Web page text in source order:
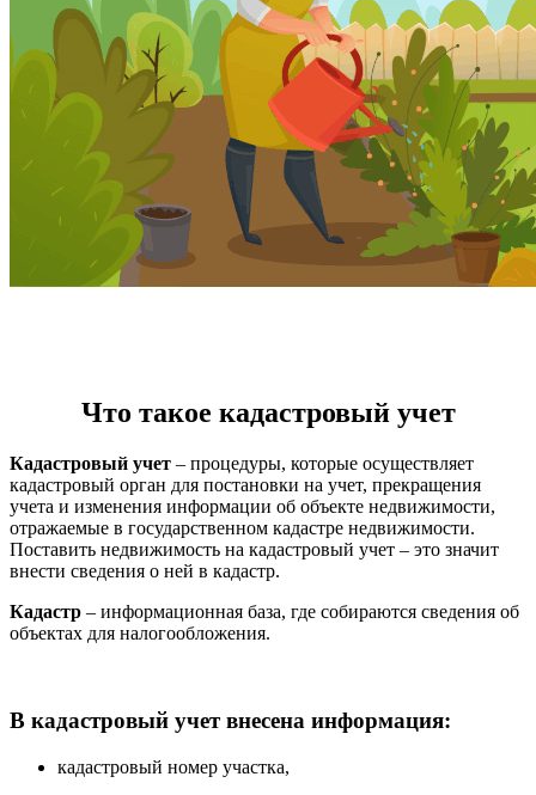
Что такое кадастровый учет
Кадастровый учет – процедуры, которые осуществляет
кадастровый орган для постановки на учет, прекращения
учета и изменения информации об объекте недвижимости,
отражаемые в государственном кадастре недвижимости.
Поставить недвижимость на кадастровый учет – это значит
внести сведения о ней в кадастр.
Кадастр – информационная база, где собираются сведения об
объектах для налогообложения.
В кадастровый учет внесена информация:
кадастровый номер участка,